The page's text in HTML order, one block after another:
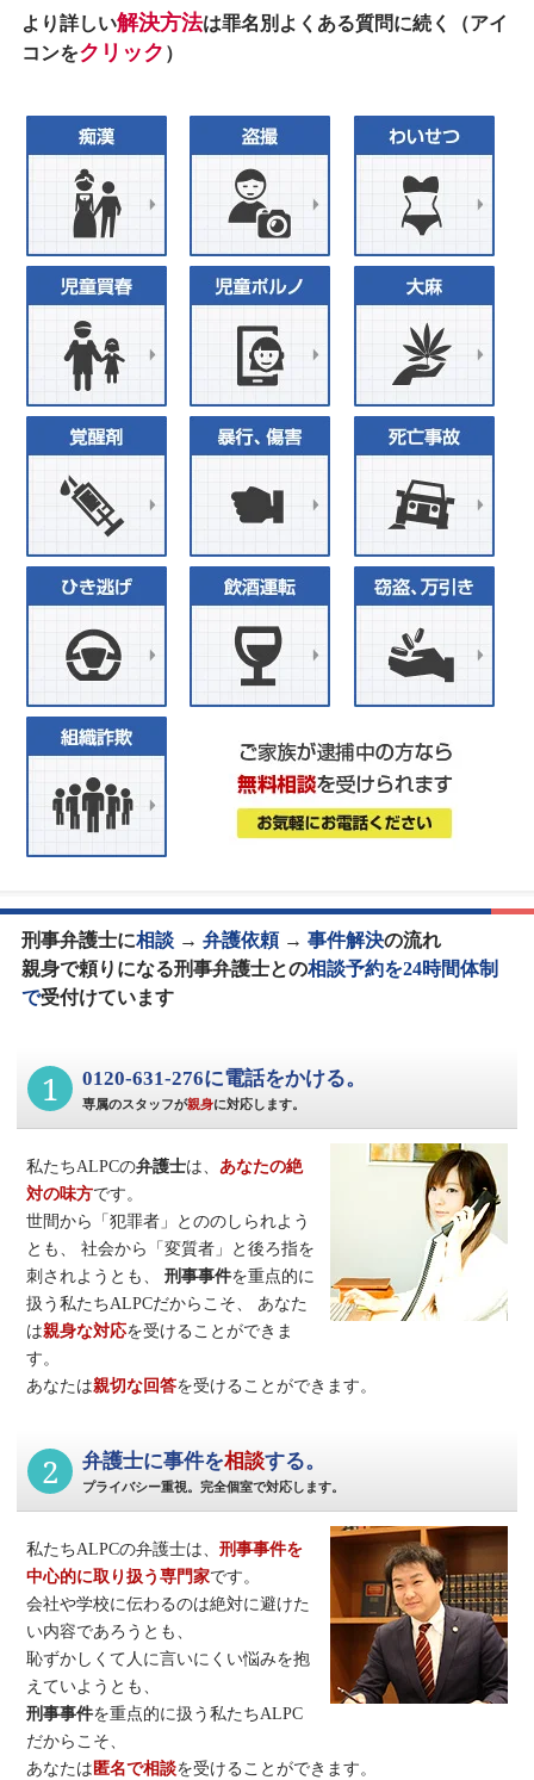
より詳しい解決方法は罪名別よくある質問に続く（アイ
コンをクリック ）
刑事弁護士に相談→ 弁護依頼→ 事件解決の流れ
親身で頼りになる刑事弁護士との相談予約を24時間体制
で受付けています
1 0120-631-276に電話をかける。
専属のスタッフが親身に対応します。
私たちALPCの弁護士は、 あなたの絶
対の味方です。
世間から「犯罪者」とののしられよう
とも、
社会から「変質者」と後ろ指を
刺されようとも、
刑事事件を重点的に
扱う私たちALPCだからこそ、
あなた
は親身な対応を受けることができま
す。
あなたは親切な回答を受けることができます。
2 弁護士に事件を相談する。
プライバシー重視。完全個室で対応します。
私たちALPCの弁護士は、刑事事件を
中心的に取り扱う専門家です。
会社や学校に伝わるのは絶対に避けた
い内容であろうとも、
恥ずかしくて人に言いにくい悩みを抱
えていようとも、
刑事事件を重点的に扱う私たちALPC
だからこそ、
あなたは匿名で相談を受けることができます。